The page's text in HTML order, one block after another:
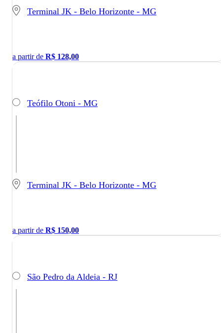
Terminal JK - Belo Horizonte - MG
a partir de R$ 128,00
Teófilo Otoni - MG
Terminal JK - Belo Horizonte - MG
a partir de R$ 150,00
São Pedro da Aldeia - RJ